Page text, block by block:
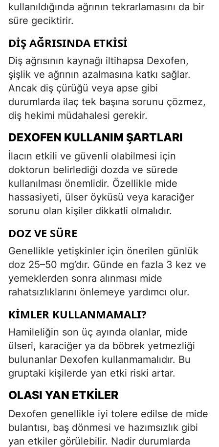
kullanıldığında ağrının tekrarlamasını da bir
süre geciktirir.
DIŞ AĞRISINDA ETKISI
Diş ağrısının kaynağı iltihapsa Dexofen,
şişlik ve ağrının azalmasına katkı sağlar.
Ancak diş çürüğü veya apse gibi
durumlarda ilaç tek başına sorunu çözmez,
diş hekimi müdahalesi gerekir.
DEXOFEN KULLANIM ŞARTLARI
İlacın etkili ve güvenli olabilmesi için
doktorun belirlediği dozda ve sürede
kullanılması önemlidir. Özellikle mide
hassasiyeti, ülser öyküsü veya karaciğer
sorunu olan kişiler dikkatli olmalıdır.
DOZ VE SÜRE
Genellikle yetişkinler için önerilen günlük
doz 25–50 mg’dır. Günde en fazla 3 kez ve
yemeklerden sonra alınması mide
rahatsızlıklarını önlemeye yardımcı olur.
KIMLER KULLANMAMALI?
Hamileliğin son üç ayında olanlar, mide
ülseri, karaciğer ya da böbrek yetmezliği
bulunanlar Dexofen kullanmamalıdır. Bu
gruptaki kişilerde yan etki riski artar.
OLASI YAN ETKILER
Dexofen genellikle iyi tolere edilse de mide
bulantısı, baş dönmesi ve hazımsızlık gibi
yan etkiler görülebilir. Nadir durumlarda